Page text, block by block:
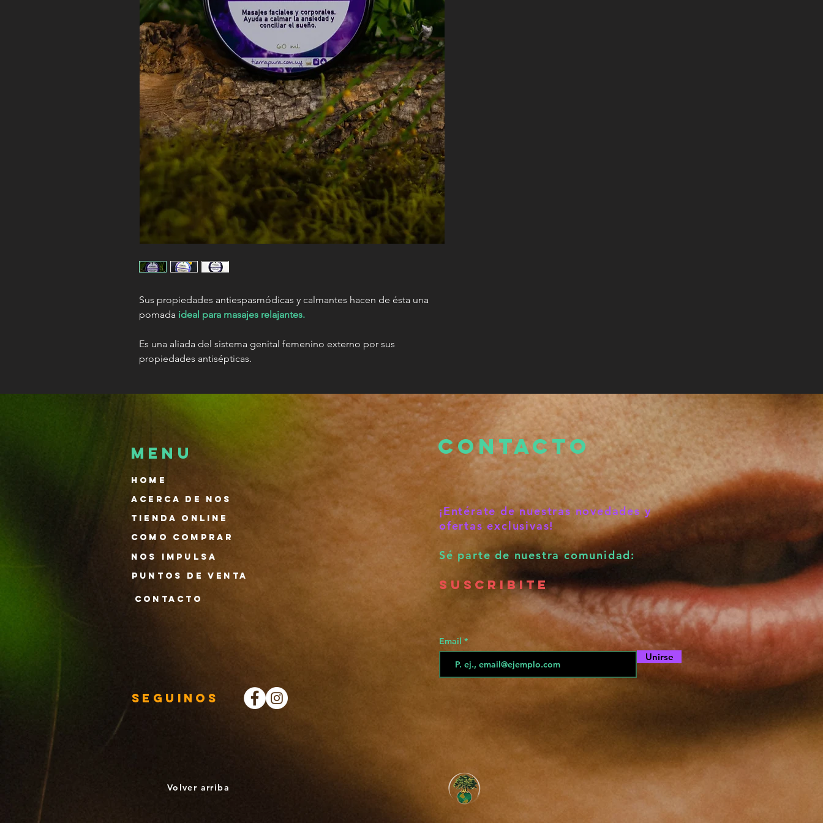
Sus propiedades antiespasmódicas y calmantes hacen de ésta una
pomada ideal para masajes relajantes.
Es una aliada del sistema genital femenino externo por sus
propiedades antisépticas.
MENU
Home
Acerca de nos
Tienda Online
Como comprar
nos impulsa
puntos de venta
contacto
Seguinos
Volver arriba
Contacto
¡Entérate de nuestras novedades y
ofertas exclusivas!
Sé parte de nuestra comunidad:
SUSCRIBITE
Email
Unirse